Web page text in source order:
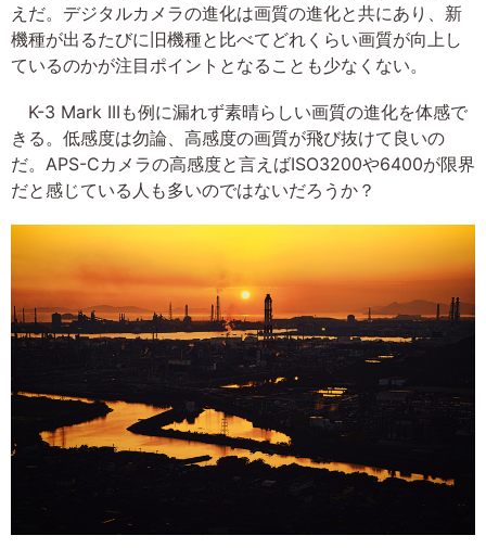
えだ。デジタルカメラの進化は画質の進化と共にあり、新
機種が出るたびに旧機種と比べてどれくらい画質が向上し
ているのかが注目ポイントとなることも少なくない。
K-3 Mark IIIも例に漏れず素晴らしい画質の進化を体感で
きる。低感度は勿論、高感度の画質が飛び抜けて良いの
だ。APS-Cカメラの高感度と言えばISO3200や6400が限界
だと感じている人も多いのではないだろうか？